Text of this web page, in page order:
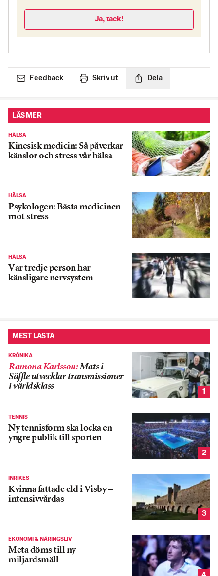
Ja, tack!
Feedback Skriv ut Dela
LÄS MER
HÄLSA
Kinesisk medicin: Så påverkar
känslor och stress vår hälsa
HÄLSA
Psykologen: Bästa medicinen
mot stress
HÄLSA
Var tredje person har
känsligare nervsystem
MEST LÄSTA
KRÖNIKA
Ramona Karlsson:Mats i
Säffle utvecklar transmissioner
i världsklass
1
TENNIS
Ny tennisform ska locka en
yngre publik till sporten
2
INRIKES
Kvinna fattade eld i Visby –
intensivvårdas
3
EKONOMI & NÄRINGSLIV
Meta döms till ny
miljardsmäll